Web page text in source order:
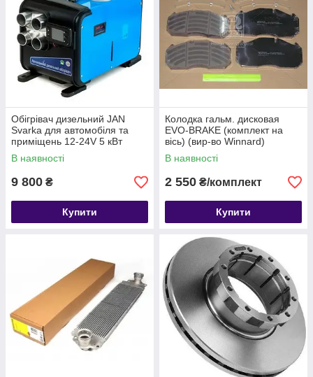
Обігрівач дизельний JAN
Svarka для автомобіля та
приміщень 12-24V 5 кВт
В наявності
9 800 ₴
Купити
Колодка гальм. дисковая
EVO-BRAKE (комплект на
вісь) (вир-во Winnard)
WP760EVO
В наявності
2 550 ₴/комплект
Купити